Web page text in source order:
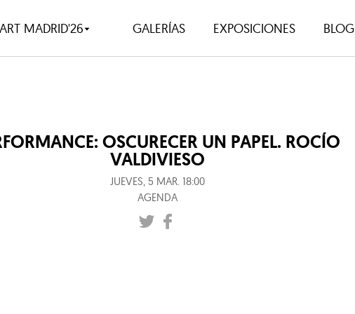
MADRID'26 GALERÍAS EXPOSICIONES BLOG
OSCURECER UN PAPEL. ROCÍO
VALDIVIESO
JUEVES, 5 MAR. 18:00
AGENDA